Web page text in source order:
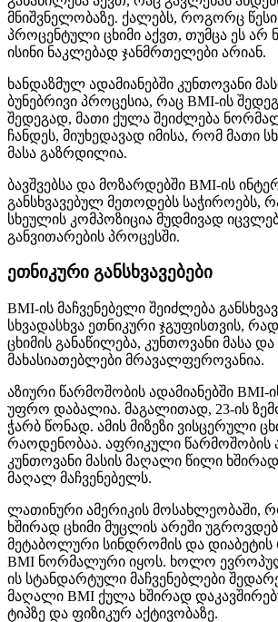
მნიშვნელობაზე. ქალებს, როგორც
პროცენტული ცხიმი აქვთ, თუმცა ეს არ
ისინი ნაკლებად ჯანმრთელები არიან.
ხანდაზმულ ადამიანებში კუნთოვანი
ბუნებრივი პროცესია, რაც BMI-ის
შედეგად, მათი ქულა შეიძლება
ჩანდეს, მიუხედავად იმისა, რომ მათი
მასა გაზრდილია.
ბავშვებსა და მოზარდებში BMI-ის
განსხვავებულ მეთოდებს საჭიროებს,
სხეულის კომპოზიცია მუდმივად
განვითარების პროცესში.
ეთნიკური განსხვავებები
BMI-ის მაჩვენებელი შეიძლება
სხვადასხვა ეთნიკური ჯგუფისთვის,
ცხიმის განაწილება, კუნთოვანი მასა
მახასიათებლები მრავალფეროვანია.
აზიური წარმოშობის ადამიანებში BMI-
უფრო დაბალია. მაგალითად, 23-ის
ჭარბ წონად. ამის მიზეზი ვისცერული
რაოდენობაა. აფრიკული წარმოშობის
კუნთოვანი მასის მაღალი წილი ხშირად
მაღალ მაჩვენებელს.
ლათინური ამერიკის მოსახლეობაში,
ხშირად ცხიმი მუცლის არეში
მეტაბოლური სინდრომის და დიაბეტის
BMI ნორმალური იყოს. ხოლო
ის სტანდარტული მაჩვენებლები
მაღალი BMI ქულა ხშირად
ტიპზე და ფიზიკურ აქტივობაზე.